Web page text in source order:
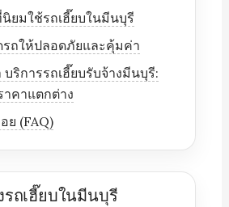
ยมใช้รถเฮี๊ยบในมีนบุรี
รถให้ปลอดภัยและคุ้มค่า
บริการรถเฮี๊ยบรับจ้างมีนบุรี:
คาแตกต่าง
ย (FAQ)
รถเฮี๊ยบในมีนบุรี